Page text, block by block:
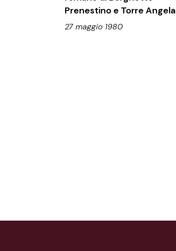
Prenestino e Torre Angela
27 maggio 1980